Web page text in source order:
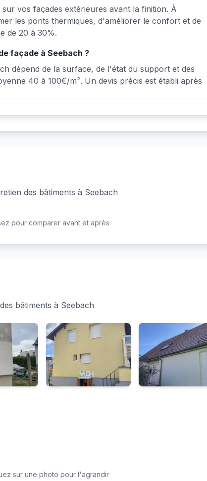
vos façades extérieures avant la finition. À
les ponts thermiques, d'améliorer le confort et de
de 20 à 30%.
façade à Seebach ?
dépend de la surface, de l'état du support et des
40 à 100€/m². Un devis précis est établi après
des bâtiments à Seebach
Après Avant
pour comparer avant et après
bâtiments à Seebach
sur une photo pour l'agrandir